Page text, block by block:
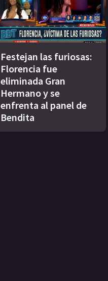
Festejan las furiosas:
Florencia fue
eliminada Gran
Hermano y se
enfrenta al panel de
Bendita